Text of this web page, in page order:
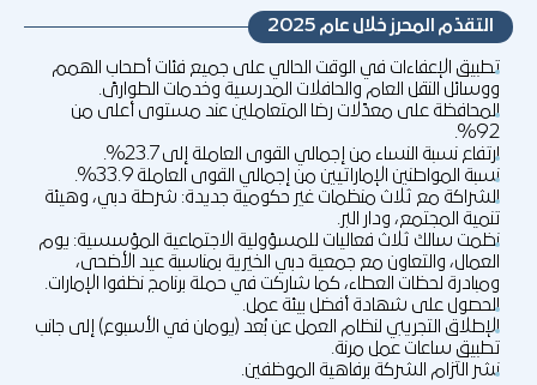
التقدّم المحرز خلال عام 2025
تطبيق الإعفاءات في الوقت الحالي على جميع فئات أصحاب الهمم
ووسائل النقل العام والحافلات المدرسية وخدمات الطوارئ.
المحافظة على معدّلات رضا المتعاملين عند مستوى أعلى من
92%.
ارتفاع نسبة النساء من إجمالي القوى العاملة إلى 23.7%.
نسبة المواطنين الإماراتيين من إجمالي القوى العاملة 33.9%.
الشراكة مع ثلاث منظمات غير حكومية جديدة: شرطة دبي، وهيئة
تنمية المجتمع، ودار البر.
نظمت سالك ثلاث فعاليات للمسؤولية الاجتماعية المؤسسية: يوم
العمال، والتعاون مع جمعية دبي الخيرية بمناسبة عيد الأضحى،
ومبادرة لحظات العطاء، كما شاركت في حملة برنامج نظفوا الإمارات.
الحصول على شهادة أفضل بيئة عمل.
الإطلاق التجريبي لنظام العمل عن بُعد (يومان في الأسبوع) إلى جانب
تطبيق ساعات عمل مرنة.
نشر التزام الشركة برفاهية الموظفين.